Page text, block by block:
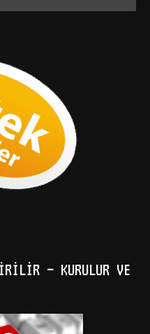
– KURULUR VE